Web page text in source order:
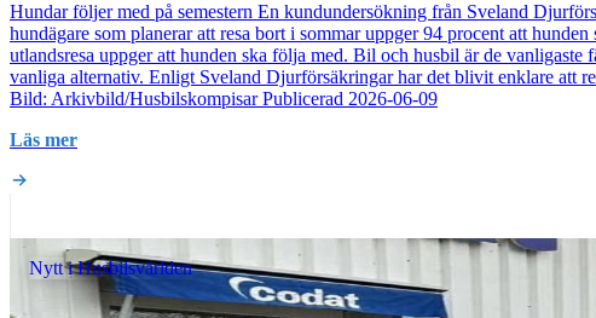
Hundar följer med på semestern En kundundersökning från Sveland
hundägare som planerar att resa bort i sommar uppger 94 procent att
utlandsresa uppger att hunden ska följa med. Bil och husbil är de
vanliga alternativ. Enligt Sveland Djurförsäkringar har det blivit enklare att
Bild: Arkivbild/Husbilskompisar Publicerad 2026-06-09
Läs mer
Nytt i Husbilsvärlden